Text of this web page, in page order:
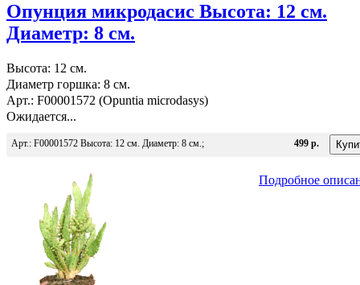
Опунция микродасис Высота: 12 см.
Диаметр: 8 см.
Высота: 12 см.
Диаметр горшка: 8 см.
Арт.: F00001572 (Opuntia microdasys)
Ожидается...
Арт.: F00001572 Высота: 12 см. Диаметр: 8 см.; 499 р.
Подробное